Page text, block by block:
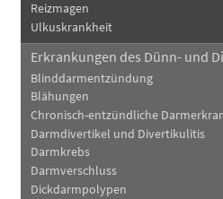
Reizmagen
Ulkuskrankheit
Erkrankungen des Dünn- und
Blinddarmentzündung
Blähungen
Chronisch-entzündliche
Darmdivertikel und Divertikulitis
Darmkrebs
Darmverschluss
Dickdarmpolypen